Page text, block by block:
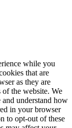
while you
that are
as they are
the website. We
understand how
in your browser
to opt-out of these